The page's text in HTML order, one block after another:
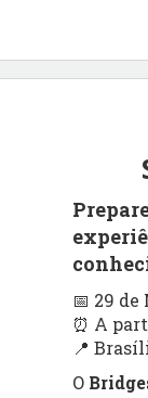
📅 29 de
⏰ A
📍
O